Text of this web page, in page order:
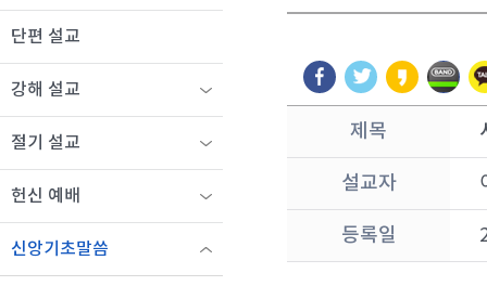
제목
설교자
등록일
단편 설교
강해 설교
절기 설교
헌신 예배
신앙기초말씀